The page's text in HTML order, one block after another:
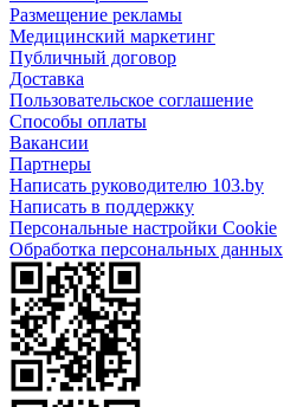
Размещение рекламы
Медицинский маркетинг
Публичный договор
Доставка
Пользовательское соглашение
Способы оплаты
Вакансии
Партнеры
Написать руководителю 103.by
Написать в поддержку
Персональные настройки Cookie
Обработка персональных данных